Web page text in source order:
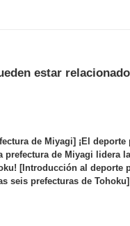
estar
de Miyagi] ¡El deporte
prefectura de Miyagi lidera
[Introducción al deporte
seis prefecturas de Tohoku]